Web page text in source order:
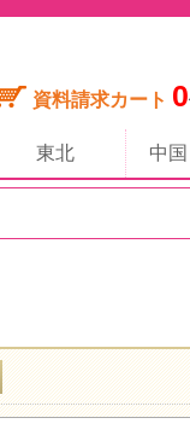
資料請求カート 0
東北 中